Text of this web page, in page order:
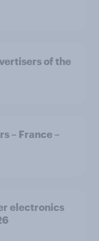
of the
– France –
electronics